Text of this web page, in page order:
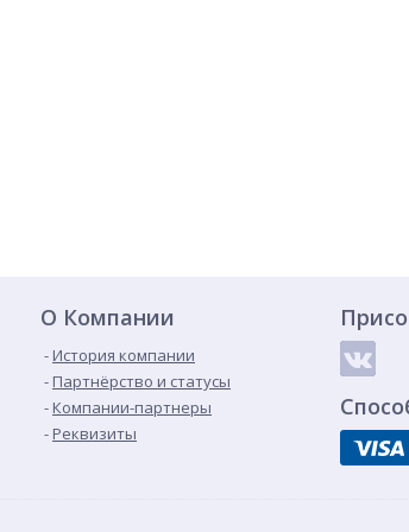
О Компании
История компании
Партнёрство и статусы
Компании-партнеры
Реквизиты